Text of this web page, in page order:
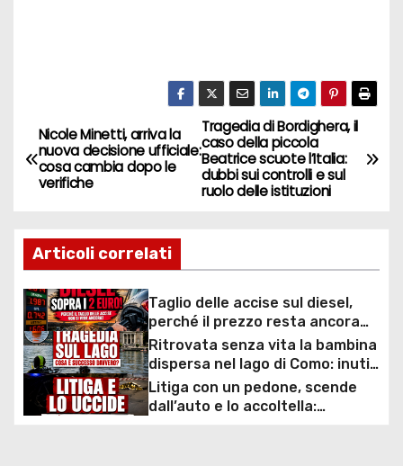
N
a
i
g
a
z
i
Tragedia di Bordighera, il
caso della piccola
Beatrice scuote l’Italia:
dubbi sui controlli e sul
ruolo delle istituzioni
Nicole Minetti, arriva la
nuova decisione ufficiale:
cosa cambia dopo le
verifiche
Articoli correlati
Taglio delle accise sul diesel,
perché il prezzo resta ancora
sopra i 2 euro nonostante lo
sconto deciso dal Governo
Ritrovata senza vita la bambina
dispersa nel lago di Como: inutili
ore di ricerche dei
sommozzatori
Litiga con un pedone, scende
dall’auto e lo accoltella: